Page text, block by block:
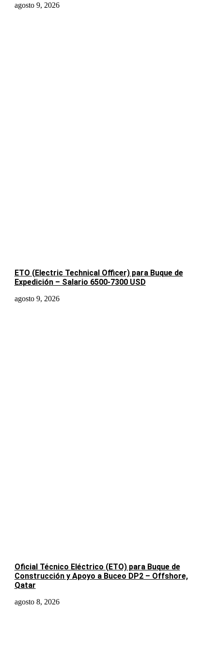
agosto 9, 2026
ETO (Electric Technical Officer) para Buque de
Expedición – Salario 6500-7300 USD
agosto 9, 2026
Oficial Técnico Eléctrico (ETO) para Buque de
Construcción y Apoyo a Buceo DP2 – Offshore,
Qatar
agosto 8, 2026